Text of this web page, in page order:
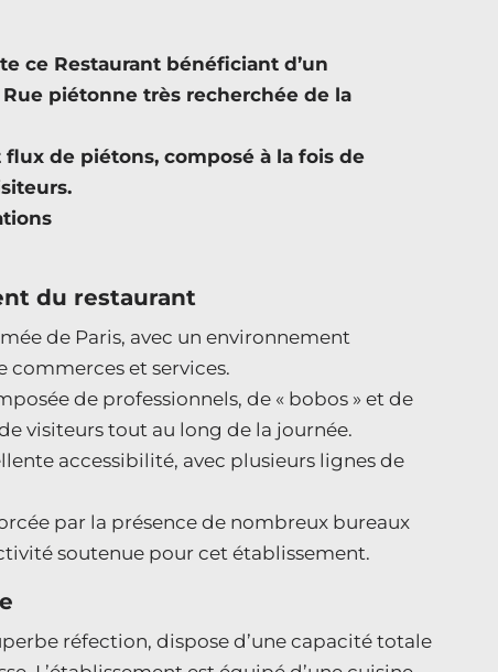
ce Restaurant bénéficiant d’un
piétonne très recherchée de la
de piétons, composé à la fois de
du restaurant
de Paris, avec un environnement
et services.
de professionnels, de « bobos » et de
visiteurs tout au long de la journée.
accessibilité, avec plusieurs lignes de
par la présence de nombreux bureaux
soutenue pour cet établissement.
réfection, dispose d’une capacité totale